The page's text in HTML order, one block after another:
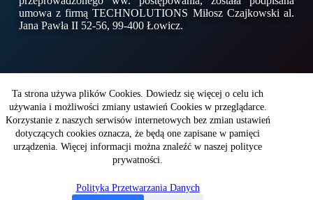
Ta strona używa plików Cookies. Dowiedz się więcej o celu ich
używania i możliwości zmiany ustawień Cookies w przeglądarce.
Korzystanie z naszych serwisów internetowych bez zmian ustawień
dotyczących cookies oznacza, że będą one zapisane w pamięci
urządzenia. Więcej informacji można znaleźć w naszej polityce
prywatności.
Polityka Przetwarzania Danych
umowa z firmą TECHNOLUTIONS Miłosz Czajkowski al.
Jana Pawła II 52-56, 99-400 Łowicz.
Wojskowy Instytut Techniki Inżynieryjnej
im. profesora Józefa Kosackiego
ul. Obornicka 136
50-961Wrocław